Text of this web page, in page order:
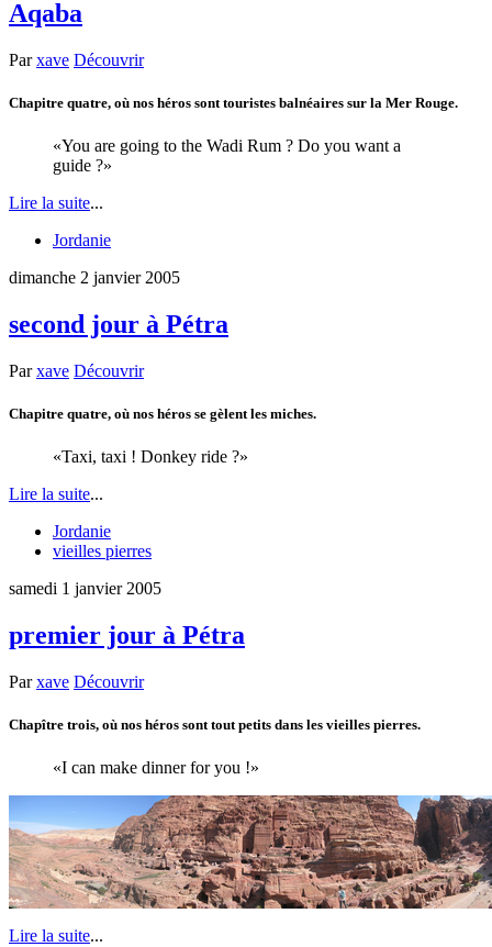
Aqaba
Parxave Découvrir
Chapitre quatre, où nos héros sont touristes balnéaires sur la Mer Rouge.
You are going to the Wadi Rum ? Do you want a
guide ?
Lire la suite...
Jordanie
dimanche 2 janvier 2005
second jour à Pétra
Parxave Découvrir
Chapitre quatre, où nos héros se gèlent les miches.
Taxi, taxi ! Donkey ride ?
Lire la suite...
Jordanie
vieilles pierres
samedi 1 janvier 2005
premier jour à Pétra
Parxave Découvrir
Chapître trois, où nos héros sont tout petits dans les vieilles pierres.
I can make dinner for you !
Lire la suite...